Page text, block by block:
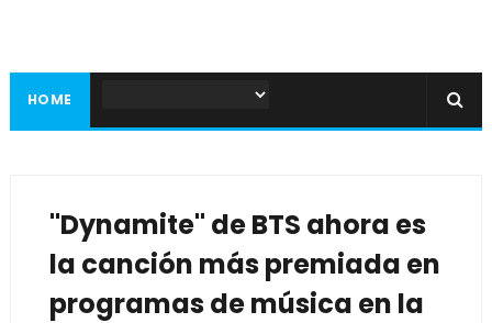
HOME
"Dynamite" de BTS ahora es
la canción más premiada en
programas de música en la